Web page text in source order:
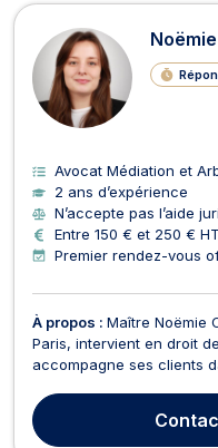
Avocat Médiation et
2 ans d’expérience
N’accepte pas l’aide
Entre 150 € et 250 € HT
Premier rendez-vous
À propos : Maître Noëmie
Paris, intervient en droit
accompagne ses clients
devant les juridictions.
droit commercial, le droit